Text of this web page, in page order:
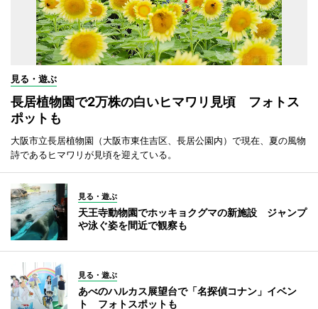
見る・遊ぶ
長居植物園で2万株の白いヒマワリ見頃 フォトス
ポットも
大阪市立長居植物園（大阪市東住吉区、長居公園内）で現在、夏の風物
詩であるヒマワリが見頃を迎えている。
見る・遊ぶ
天王寺動物園でホッキョクグマの新施設 ジャンプ
や泳ぐ姿を間近で観察も
見る・遊ぶ
あべのハルカス展望台で「名探偵コナン」イベン
ト フォトスポットも